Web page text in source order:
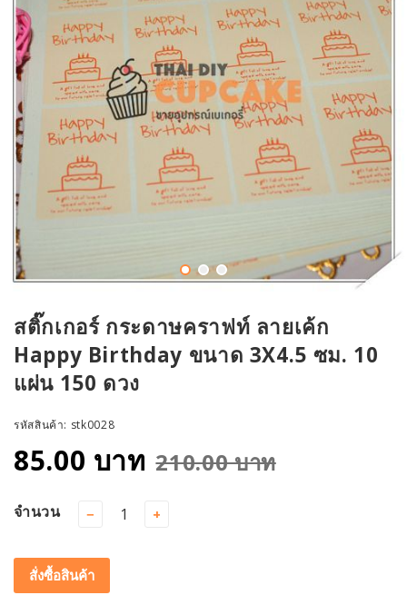
สติ๊กเกอร์ กระดาษคราฟท์ ลายเค้ก
Happy Birthday ขนาด 3X4.5 ซม. 10
แผ่น 150 ดวง
รหัสสินค้า: stk0028
85.00 บาท 210.00 บาท
จำนวน − +
สั่งซื้อสินค้า